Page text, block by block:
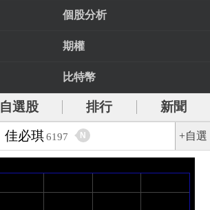
個股分析
期權
比特幣
自選股 排行
新聞
佳必琪 6197 N +自選